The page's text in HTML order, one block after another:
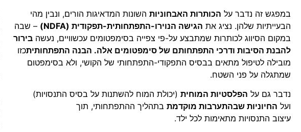
במפגש זה נדבר על הכותרות האבחוניות השונות המדאיגות הורים, ונבין מהי
הבעייתיות שלהן. נציג את הגישה הנוירו-התפתחותית-תפקודית (
NDFA
) – שבה
במקום הסיווג לכותרות שמתבצע על-פי צפייה בסימפטומים עכשוויים, נעשה בירור
להבנת הסיבות ודרכי התפתחותם של סימפטומים אלה. הבנה התפתחותיתכזו
מובילה לטיפול מתאים בבסיס התפקודי-התפתחותי של הקושי, ולא בסימפטום
שמתגלה על פני השטח.
נדבר גם על הפלסטיות המוחית (יכולת המוח להשתנות על בסיס התנסויות)
ועל החיוניות שבהתערבות מוקדמת בתהליך ההתפתחותי, תוך
עיצוב התנסויות מתאימות לכל ילד.